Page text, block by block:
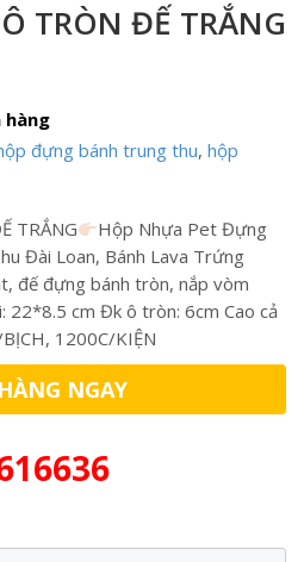
TRÒN ĐẾ TRẮNG
hàng
đựng bánh trung thu, hộp
TRẮNG
Hộp Nhựa Pet Đựng
Đài Loan, Bánh Lava Trứng
đế đựng bánh tròn, nắp vòm
22*8.5 cm Đk ô tròn: 6cm Cao cả
1200C/KIỆN
NGAY